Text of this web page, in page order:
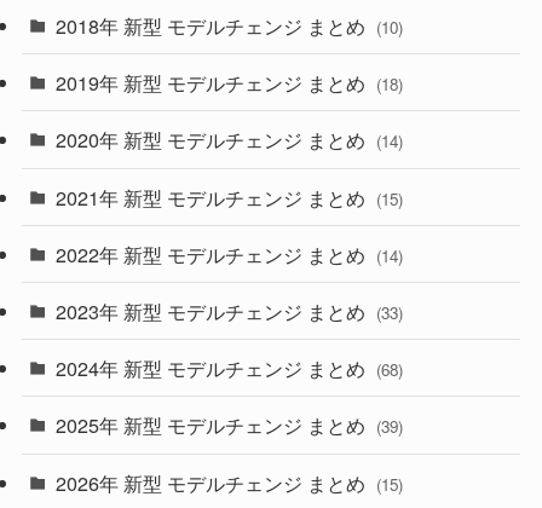
(4)
(30)
(27)
(33)
(10)
(35)
(10)
(9)
(22)
(4)
(9)
(4)
2018年 新型 モデルチェンジ まとめ (10)
2019年 新型 モデルチェンジ まとめ (18)
2020年 新型 モデルチェンジ まとめ (14)
2021年 新型 モデルチェンジ まとめ (15)
2022年 新型 モデルチェンジ まとめ (14)
2023年 新型 モデルチェンジ まとめ (33)
2024年 新型 モデルチェンジ まとめ (68)
2025年 新型 モデルチェンジ まとめ (39)
2026年 新型 モデルチェンジ まとめ (15)